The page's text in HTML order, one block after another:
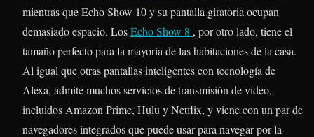
mientras que Echo Show 10 y su pantalla giratoria ocupan
demasiado espacio. LosEcho Show 8 , por otro lado, tiene el
tamaño perfecto para la mayoría de las habitaciones de la casa.
Al igual que otras pantallas inteligentes con tecnología de
Alexa, admite muchos servicios de transmisión de video,
incluidos Amazon Prime, Hulu y Netflix, y viene con un par de
navegadores integrados que puede usar para navegar por la